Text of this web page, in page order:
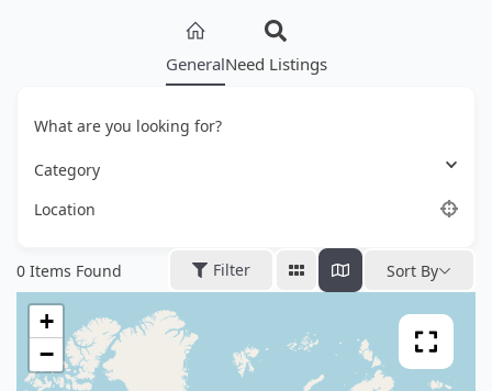
GeneralNeed Listings
What are you looking for?
Category
Location
0 Items Found Filter Sort By
+
−